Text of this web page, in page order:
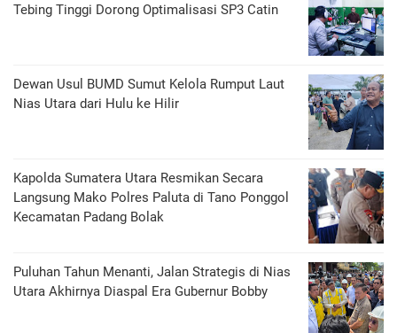
Tebing Tinggi Dorong Optimalisasi SP3 Catin
Dewan Usul BUMD Sumut Kelola Rumput Laut
Nias Utara dari Hulu ke Hilir
Kapolda Sumatera Utara Resmikan Secara
Langsung Mako Polres Paluta di Tano Ponggol
Kecamatan Padang Bolak
Puluhan Tahun Menanti, Jalan Strategis di Nias
Utara Akhirnya Diaspal Era Gubernur Bobby